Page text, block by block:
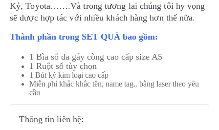
Kỷ, Toyota…….Và trong tương lai chúng tôi hy vọng
sẽ được hợp tác với nhiều khách hàng hơn thế nữa.
Thành phần trong SET QUÀ bao gồm:
1 Bìa sổ da gáy còng cao cấp size A5
1 Ruột sổ tùy chọn
1 Bút ký kim loại cao cấp
Miễn phí khắc khắc tên, name tag.. bằng laser theo yêu
cầu
Thông tin liên hệ: